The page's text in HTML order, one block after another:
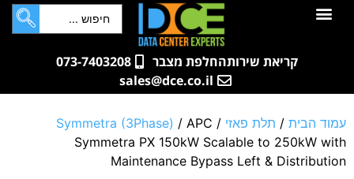
לתוכן
קריאת שירותהחלפת מצבר
073-7403208
sales@dce.co.il
עמוד הבית / תלת פאזי /
Symmetra (3Phase) / APC
Symmetra PX 150kW Scalable to 250kW with
Maintenance Bypass Left & Distribution